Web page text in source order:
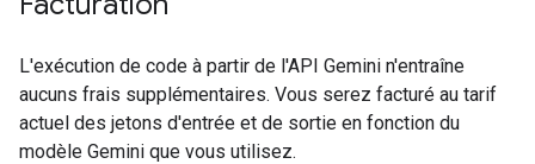
L'exécution de code à partir de l'API Gemini n'entraîne
aucuns frais supplémentaires. Vous serez facturé au tarif
actuel des jetons d'entrée et de sortie en fonction du
modèle Gemini que vous utilisez.